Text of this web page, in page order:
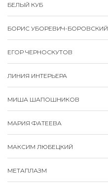
БЕЛЫЙ КУБ
БОРИС УБОРЕВИЧ-БОРОВСКИЙ
ЕГОР ЧЕРНОСКУТОВ
ЛИНИЯ ИНТЕРЬЕРА
МИША ШАПОШНИКОВ
МАРИЯ ФАТЕЕВА
МАКСИМ ЛЮБЕЦКИЙ
МЕТАПЛАЗМ